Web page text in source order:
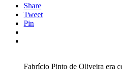
Share
Tweet
Pin
Fabrício Pinto de Oliveira era